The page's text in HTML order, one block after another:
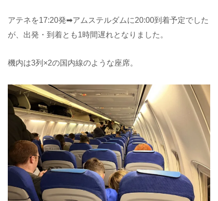
アテネを17:20発➡︎アムステルダムに20:00到着予定でした
が、出発・到着とも1時間遅れとなりました。
機内は3列×2の国内線のような座席。